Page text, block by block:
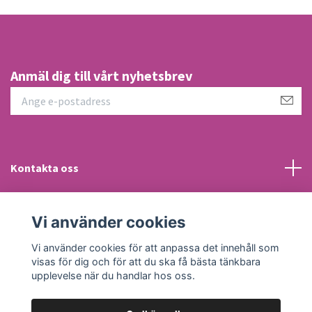
Anmäl dig till vårt nyhetsbrev
Kontakta oss
Sociala medier
Vi använder cookies
Vi använder cookies för att anpassa det innehåll som
visas för dig och för att du ska få bästa tänkbara
upplevelse när du handlar hos oss.